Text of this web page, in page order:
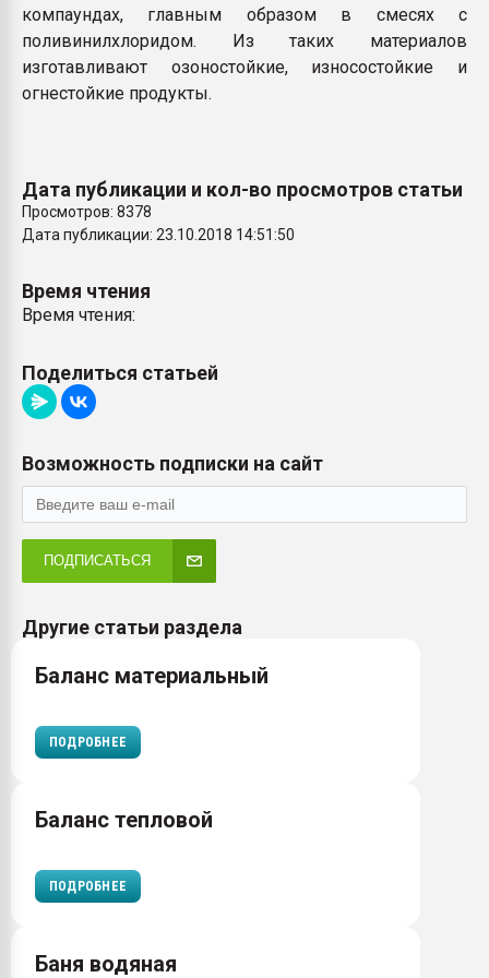
компаундах, главным образом в смесях с
поливинилхлоридом. Из таких материалов
изготавливают озоностойкие, износостойкие и
огнестойкие продукты.
Дата публикации и кол-во просмотров статьи
Просмотров: 8378
Дата публикации: 23.10.2018 14:51:50
Время чтения
Время чтения:
Поделиться статьей
Возможность подписки на сайт
ПОДПИСАТЬСЯ
Другие статьи раздела
Баланс материальный
ПОДРОБНЕЕ
Баланс тепловой
ПОДРОБНЕЕ
Баня водяная